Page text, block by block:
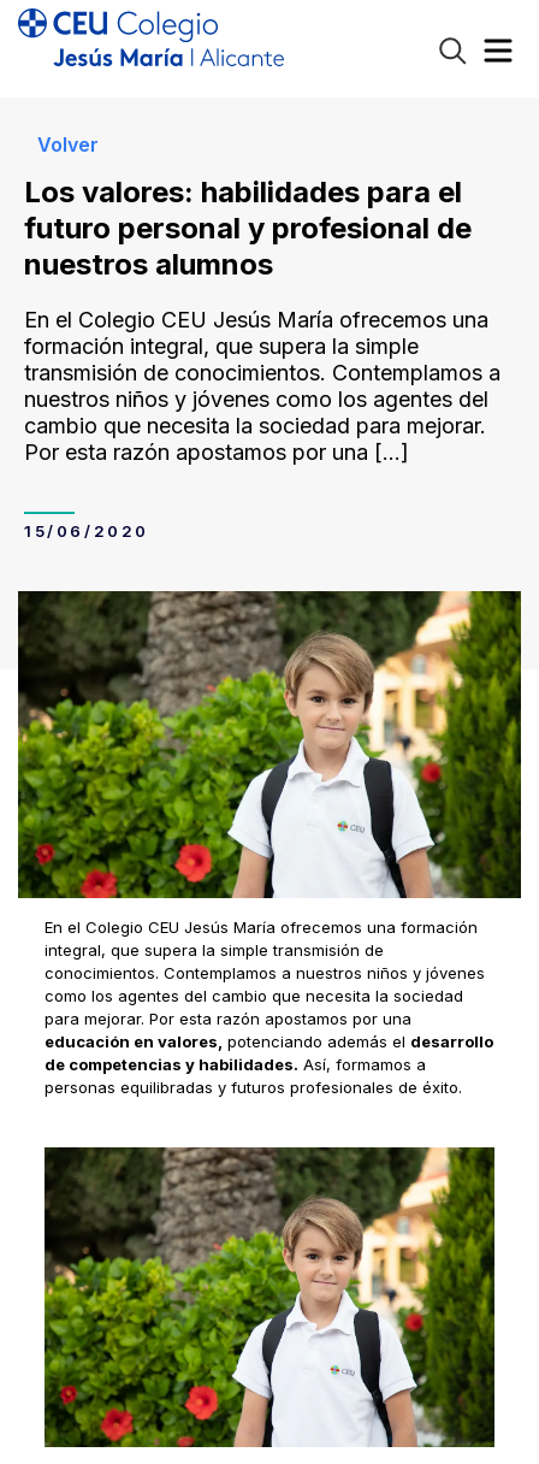
Volver
Los valores: habilidades para el
futuro personal y profesional de
nuestros alumnos
En el Colegio CEU Jesús María ofrecemos una
formación integral, que supera la simple
transmisión de conocimientos. Contemplamos a
nuestros niños y jóvenes como los agentes del
cambio que necesita la sociedad para mejorar.
Por esta razón apostamos por una […]
15/06/2020
En el Colegio CEU Jesús María ofrecemos una formación
integral, que supera la simple transmisión de
conocimientos. Contemplamos a nuestros niños y jóvenes
como los agentes del cambio que necesita la sociedad
para mejorar. Por esta razón apostamos por una
educación en valores, potenciando además el desarrollo
de competencias y habilidades. Así, formamos a
personas equilibradas y futuros profesionales de éxito.